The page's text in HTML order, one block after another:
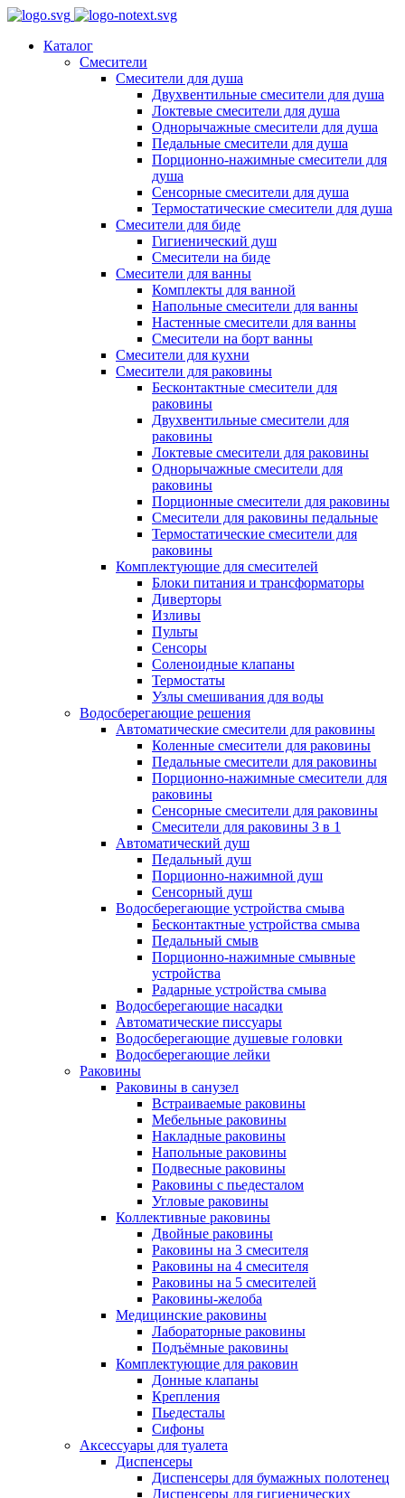
Каталог
Смесители
Смесители для душа
Двухвентильные смесители для душа
Локтевые смесители для душа
Однорычажные смесители для душа
Педальные смесители для душа
Порционно-нажимные смесители для
душа
Сенсорные смесители для душа
Термостатические смесители для душа
Смесители для биде
Гигиенический душ
Смесители на биде
Смесители для ванны
Комплекты для ванной
Напольные смесители для ванны
Настенные смесители для ванны
Смесители на борт ванны
Смесители для кухни
Смесители для раковины
Бесконтактные смесители для
раковины
Двухвентильные смесители для
раковины
Локтевые смесители для раковины
Однорычажные смесители для
раковины
Порционные смесители для раковины
Смесители для раковины педальные
Термостатические смесители для
раковины
Комплектующие для смесителей
Блоки питания и трансформаторы
Диверторы
Изливы
Пульты
Сенсоры
Соленоидные клапаны
Термостаты
Узлы смешивания для воды
Водосберегающие решения
Автоматические смесители для раковины
Коленные смесители для раковины
Педальные смесители для раковины
Порционно-нажимные смесители для
раковины
Сенсорные смесители для раковины
Смесители для раковины 3 в 1
Автоматический душ
Педальный душ
Порционно-нажимной душ
Сенсорный душ
Водосберегающие устройства смыва
Бесконтактные устройства смыва
Педальный смыв
Порционно-нажимные смывные
устройства
Радарные устройства смыва
Водосберегающие насадки
Автоматические писсуары
Водосберегающие душевые головки
Водосберегающие лейки
Раковины
Раковины в санузел
Встраиваемые раковины
Мебельные раковины
Накладные раковины
Напольные раковины
Подвесные раковины
Раковины с пьедесталом
Угловые раковины
Коллективные раковины
Двойные раковины
Раковины на 3 смесителя
Раковины на 4 смесителя
Раковины на 5 смесителей
Раковины-желоба
Медицинские раковины
Лабораторные раковины
Подъёмные раковины
Комплектующие для раковин
Донные клапаны
Крепления
Пьедесталы
Сифоны
Аксессуары для туалета
Диспенсеры
Диспенсеры для бумажных полотенец
Диспенсеры для гигиенических